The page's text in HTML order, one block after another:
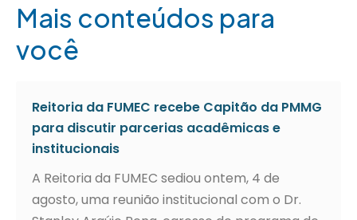
Mais conteúdos para
você
Reitoria da FUMEC recebe Capitão da PMMG
para discutir parcerias acadêmicas e
institucionais
A Reitoria da FUMEC sediou ontem, 4 de
agosto, uma reunião institucional com o Dr.